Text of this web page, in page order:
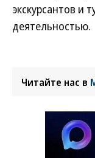
экскурсантов и
деятельностью.
Читайте нас в